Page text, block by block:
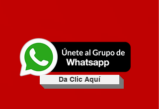
Da Clic Aquí